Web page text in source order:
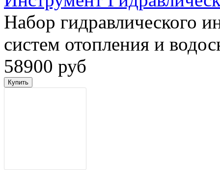
Набор гидравлического
систем отопления и
58900 руб